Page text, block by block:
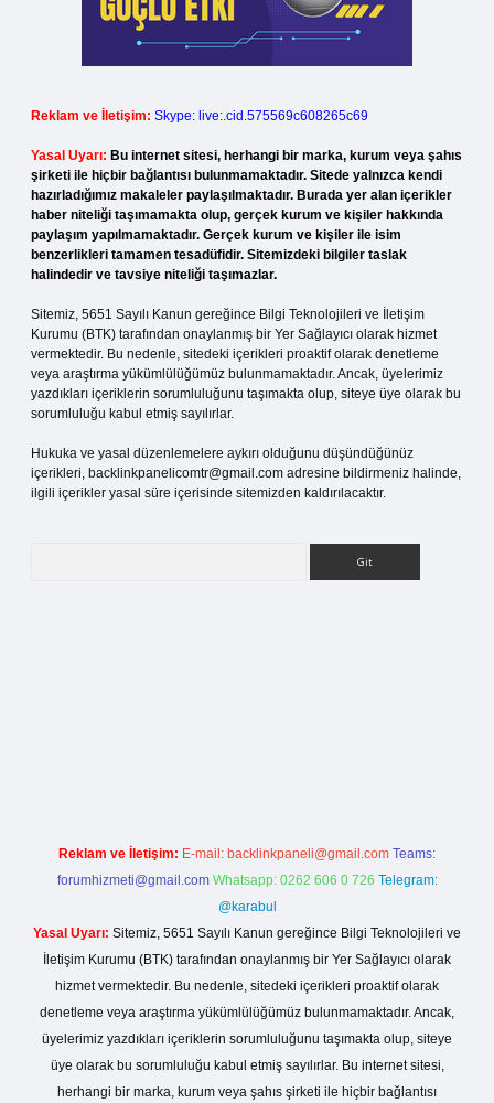
Reklam ve İletişim: Skype: live:.cid.575569c608265c69
Yasal Uyarı: Bu internet sitesi, herhangi bir marka, kurum veya şahıs
şirketi ile hiçbir bağlantısı bulunmamaktadır. Sitede yalnızca kendi
hazırladığımız makaleler paylaşılmaktadır. Burada yer alan içerikler
haber niteliği taşımamakta olup, gerçek kurum ve kişiler hakkında
paylaşım yapılmamaktadır. Gerçek kurum ve kişiler ile isim
benzerlikleri tamamen tesadüfidir. Sitemizdeki bilgiler taslak
halindedir ve tavsiye niteliği taşımazlar.
Sitemiz, 5651 Sayılı Kanun gereğince Bilgi Teknolojileri ve İletişim
Kurumu (BTK) tarafından onaylanmış bir Yer Sağlayıcı olarak hizmet
vermektedir. Bu nedenle, sitedeki içerikleri proaktif olarak denetleme
veya araştırma yükümlülüğümüz bulunmamaktadır. Ancak, üyelerimiz
yazdıkları içeriklerin sorumluluğunu taşımakta olup, siteye üye olarak bu
sorumluluğu kabul etmiş sayılırlar.
Hukuka ve yasal düzenlemelere aykırı olduğunu düşündüğünüz
içerikleri, backlinkpanelicomtr@gmail.com adresine bildirmeniz halinde,
ilgili içerikler yasal süre içerisinde sitemizden kaldırılacaktır.
Reklam ve İletişim: E-mail: backlinkpaneli@gmail.com Teams:
forumhizmeti@gmail.com Whatsapp: 0262 606 0 726 Telegram:
@karabul
Yasal Uyarı: Sitemiz, 5651 Sayılı Kanun gereğince Bilgi Teknolojileri ve
İletişim Kurumu (BTK) tarafından onaylanmış bir Yer Sağlayıcı olarak
hizmet vermektedir. Bu nedenle, sitedeki içerikleri proaktif olarak
denetleme veya araştırma yükümlülüğümüz bulunmamaktadır. Ancak,
üyelerimiz yazdıkları içeriklerin sorumluluğunu taşımakta olup, siteye
üye olarak bu sorumluluğu kabul etmiş sayılırlar. Bu internet sitesi,
herhangi bir marka, kurum veya şahıs şirketi ile hiçbir bağlantısı